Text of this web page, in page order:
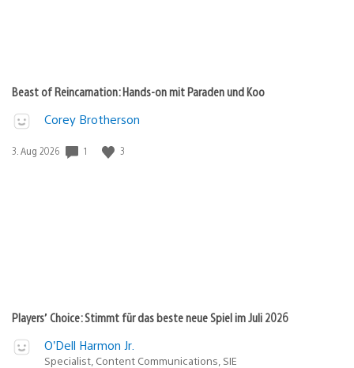
Beast of Reincarnation: Hands-on mit Paraden und Koo
Corey Brotherson
Veröffentlichungsdatum:
3. Aug 2026 1 3
Players’ Choice: Stimmt für das beste neue Spiel im Juli 2026
O’Dell Harmon Jr.
Specialist, Content Communications, SIE